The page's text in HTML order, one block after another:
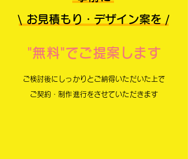
"無料"でご提案します
​ご検討後にしっかりとご納得いただいた上で
​ご契約・制作進行をさせていただきます
\ お見積もり・デザイン案を /